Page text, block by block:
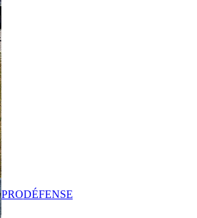
PRODÉFENSE